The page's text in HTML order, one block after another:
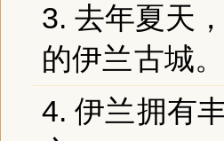
3. 去年夏天
的伊兰古城。
4. 伊兰拥有